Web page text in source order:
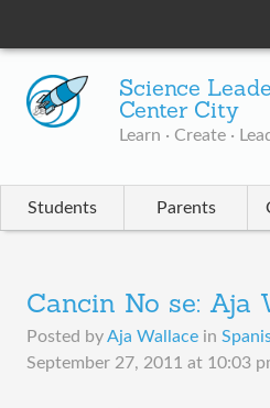
Science
Center City
Learn · Create ·
Students Parents
Cancin No se: Aja
Posted byAja Wallace in
September 27, 2011 at 10:03